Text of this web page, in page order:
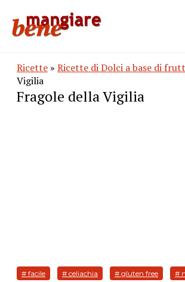
Ricette » Ricette di Dolci a base di
Vigilia
Fragole della Vigilia
# facile # celiachia # gluten free #